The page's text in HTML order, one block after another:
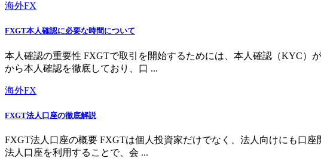
海外FX
FXGT本人確認に必要な時間について
本人確認の重要性 FXGTで取引を開始するためには、本人確認（KYC）
から本人確認を徹底しており、口 ...
海外FX
FXGT法人口座の徹底解説
FXGT法人口座の概要 FXGTは個人投資家だけでなく、法人向けにも口
法人口座を利用することで、会 ...